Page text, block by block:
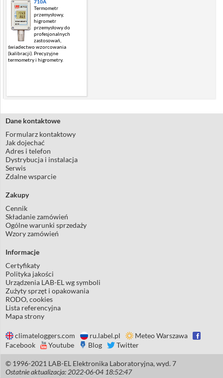
710A
Termometr
przemysłowy,
higrometr
przemysłowy do
profesjonalnych
zastosowań,
świadectwo wzorcowania
(kalibracji). Precyzyjne
termometry i higrometry.
Dane kontaktowe
Formularz kontaktowy
Jak dojechać
Adres i telefon
Dystrybucja i instalacja
Serwis
Zdalne wsparcie
Zakupy
Cennik
Składanie zamówień
Ogólne warunki sprzedaży
Wzory zamówień
Informacje
Certyfikaty
Polityka jakości
Urządzenia LAB-EL wg symboli
Zużyty sprzęt i opakowania
RODO, cookies
Lista referencyjna
Mapa strony
climateloggers.com ru.label.pl
Meteo Warszawa
Facebook
Youtube Blog Twitter
© 1996-2021 LAB-EL Elektronika Laboratoryjna, wyd. 7
Ostatnie aktualizacja: 2022-06-04 18:52:47